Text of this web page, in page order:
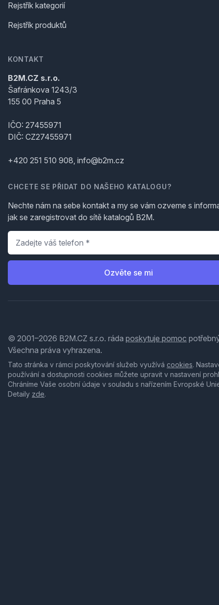
Rejstřík kategorií
Rejstřík produktů
KONTAKT
B2M.CZ s.r.o.
Šafránkova 1243/3
155 00 Praha 5
IČO: 27455971
DIČ: CZ27455971
+420 251 510 908, info@b2m.cz
CHCETE SE PŘIDAT DO NAŠEHO KATALOGU?
Nechte nám na sebe kontakt a my se vám ozveme s
jak se zaregistrovat do sítě katalogů B2M.
Telefon
Ozvěte se mi
© 2001–2026 B2M.CZ s.r.o. ráda poskytuje pomoc
Všechna práva vyhrazena.
Tato stránka v rámci poskytování služeb využívá cookies.
používání a dostupnosti cookies můžete upravit v nastavení
Chráníme Vaše osobní údaje v souladu s nařízením Evropské
Detaily zde.